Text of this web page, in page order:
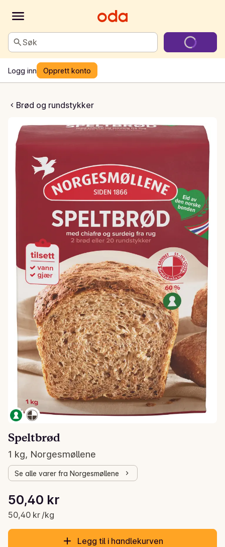
Søk
Logg inn Opprett konto
Brød og rundstykker
Speltbrød
1 kg, Norgesmøllene
Se alle varer fra Norgesmøllene
Gjeldende pris er: 50,40 kr
50,40 kr
50,40 kr /kg
Stykkpris: 50,40 kr /kg
Legg til i handlekurven